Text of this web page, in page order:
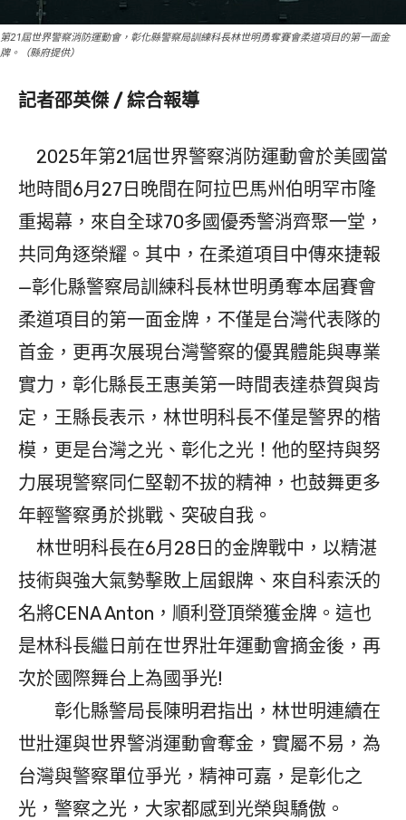
第21屆世界警察消防運動會，彰化縣警察局訓練科長林世明勇奪賽會柔道項目的第一面金
牌。（縣府提供）
記者邵英傑 / 綜合報導
2025年第21屆世界警察消防運動會於美國當
地時間6月27日晚間在阿拉巴馬州伯明罕市隆
重揭幕，來自全球70多國優秀警消齊聚一堂，
共同角逐榮耀。其中，在柔道項目中傳來捷報
—彰化縣警察局訓練科長林世明勇奪本屆賽會
柔道項目的第一面金牌，不僅是台灣代表隊的
首金，更再次展現台灣警察的優異體能與專業
實力，彰化縣長王惠美第一時間表達恭賀與肯
定，王縣長表示，林世明科長不僅是警界的楷
模，更是台灣之光、彰化之光！他的堅持與努
力展現警察同仁堅韌不拔的精神，也鼓舞更多
年輕警察勇於挑戰、突破自我。
林世明科長在6月28日的金牌戰中，以精湛
技術與強大氣勢擊敗上屆銀牌、來自科索沃的
名將CENA Anton，順利登頂榮獲金牌。這也
是林科長繼日前在世界壯年運動會摘金後，再
次於國際舞台上為國爭光!
彰化縣警局長陳明君指出，林世明連續在
世壯運與世界警消運動會奪金，實屬不易，為
台灣與警察單位爭光，精神可嘉，是彰化之
光，警察之光，大家都感到光榮與驕傲。